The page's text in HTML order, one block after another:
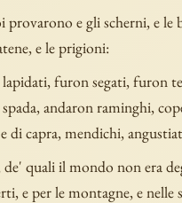
e gli scherni, e le
e le prigioni:
furon segati, furon
andaron raminghi,
di capra, mendichi,
quali il mondo non era
e per le montagne, e nelle